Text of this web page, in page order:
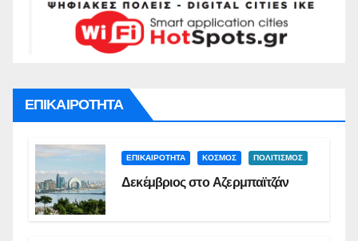
ΕΠΙΚΑΙΡΟΤΗΤΑ
ΕΠΙΚΑΙΡΟΤΗΤΑ ΚΟΣΜΟΣ ΠΟΛΙΤΙΣΜΟΣ
Δεκέμβριος στο Αζερμπαϊτζάν